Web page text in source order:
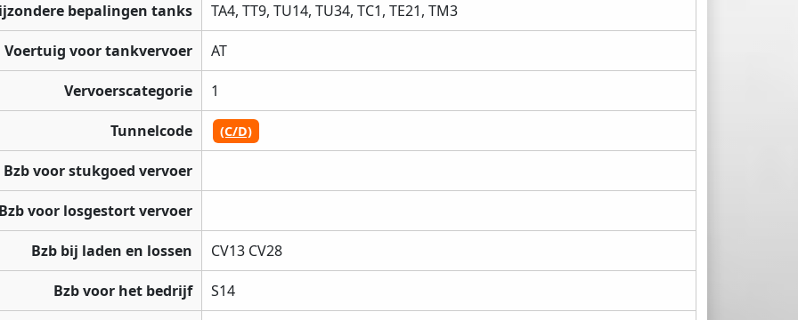
bepalingen tanks TA4, TT9, TU14, TU34, TC1, TE21, TM3
Voertuig voor tankvervoer AT
Vervoerscategorie 1
Tunnelcode (C/D)
Bzb voor stukgoed vervoer
voor losgestort vervoer
Bzb bij laden en lossen CV13 CV28
Bzb voor het bedrijf S14